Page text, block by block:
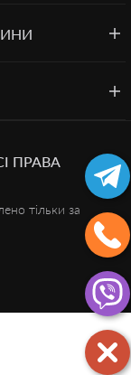
ПРАВА
тільки за